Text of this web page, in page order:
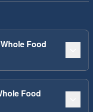
Food
Food